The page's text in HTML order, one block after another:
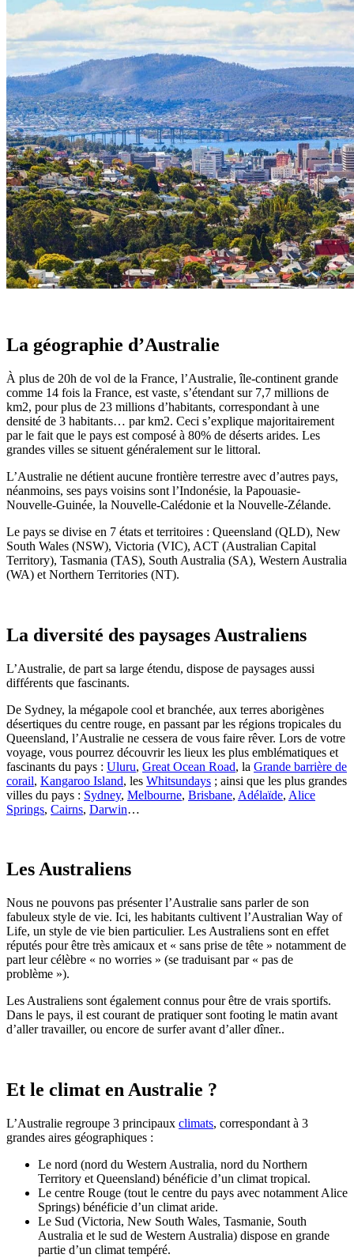
Automne
Hiver
Infos pratiques
Préparer son voyage
Hôtels partenaires
Présentation de l’Australie
Avant de départ
Météo et climat en Australie
Notre agence
Notre agence en Australie
Réseau Asian Roads
Garanties et engagements Asian Roads
Avis de nos voyageurs
Demande d'info
09 83 40 65 79
La géographie d’Australie
À plus de 20h de vol de la France, l’Australie, île-continent grande
comme 14 fois la France, est vaste, s’étendant sur 7,7 millions de
km2, pour plus de 23 millions d’habitants, correspondant à une
densité de 3 habitants… par km2. Ceci s’explique majoritairement
par le fait que le pays est composé à 80% de déserts arides. Les
grandes villes se situent généralement sur le littoral.
L’Australie ne détient aucune frontière terrestre avec d’autres pays,
néanmoins, ses pays voisins sont l’Indonésie, la Papouasie-
Nouvelle-Guinée, la Nouvelle-Calédonie et la Nouvelle-Zélande.
Le pays se divise en 7 états et territoires : Queensland (QLD), New
South Wales (NSW), Victoria (VIC), ACT (Australian Capital
Territory), Tasmania (TAS), South Australia (SA), Western Australia
(WA) et Northern Territories (NT).
La diversité des paysages Australiens
L’Australie, de part sa large étendu, dispose de paysages aussi
différents que fascinants.
De Sydney, la mégapole cool et branchée, aux terres aborigènes
désertiques du centre rouge, en passant par les régions tropicales du
Queensland, l’Australie ne cessera de vous faire rêver. Lors de votre
voyage, vous pourrez découvrir les lieux les plus emblématiques et
fascinants du pays : Uluru, Great Ocean Road, la Grande barrière de
corail, Kangaroo Island, les Whitsundays ; ainsi que les plus grandes
villes du pays : Sydney, Melbourne, Brisbane, Adélaïde, Alice
Springs, Cairns, Darwin…
Les Australiens
Nous ne pouvons pas présenter l’Australie sans parler de son
fabuleux style de vie. Ici, les habitants cultivent l’Australian Way of
Life, un style de vie bien particulier. Les Australiens sont en effet
réputés pour être très amicaux et « sans prise de tête » notamment de
part leur célèbre « no worries » (se traduisant par « pas de
problème »).
Les Australiens sont également connus pour être de vrais sportifs.
Dans le pays, il est courant de pratiquer sont footing le matin avant
d’aller travailler, ou encore de surfer avant d’aller dîner..
Et le climat en Australie ?
L’Australie regroupe 3 principaux climats, correspondant à 3
grandes aires géographiques :
Le nord (nord du Western Australia, nord du Northern
Territory et Queensland) bénéficie d’un climat tropical.
Le centre Rouge (tout le centre du pays avec notamment Alice
Springs) bénéficie d’un climat aride.
Le Sud (Victoria, New South Wales, Tasmanie, South
Australia et le sud de Western Australia) dispose en grande
partie d’un climat tempéré.